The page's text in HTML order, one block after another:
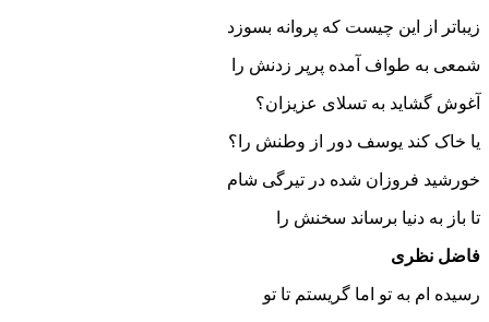
زیباتر از این چیست که پروانه بسوزد
شمعی به طواف آمده پرپر زدنش را
آغوش گشاید به تسلای عزیزان؟
یا خاک کند یوسف دور از وطنش را؟
خورشید فروزان شده در تیرگی شام
تا باز به دنیا برساند سخنش را
فاضل نظری
رسیده ام به تو اما گریستم تا تو